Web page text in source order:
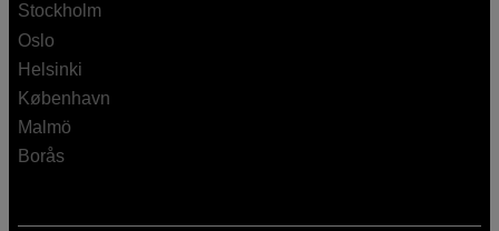
Stockholm
Oslo
Helsinki
København
Malmö
Borås